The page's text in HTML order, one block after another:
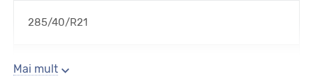
285/40/R21
Sezon
Mai mult